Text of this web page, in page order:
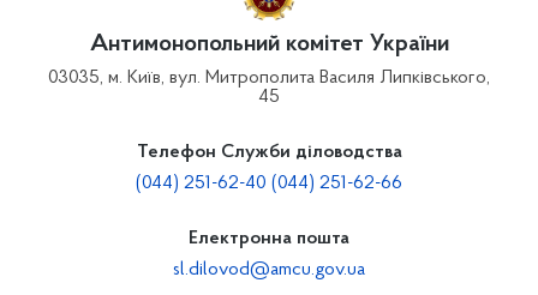
Антимонопольний комітет України
03035, м. Київ, вул. Митрополита Василя Липківського,
45
Телефон Служби діловодства
(044) 251-62-40 (044) 251-62-66
Електронна пошта
sl.dilovod@amcu.gov.ua